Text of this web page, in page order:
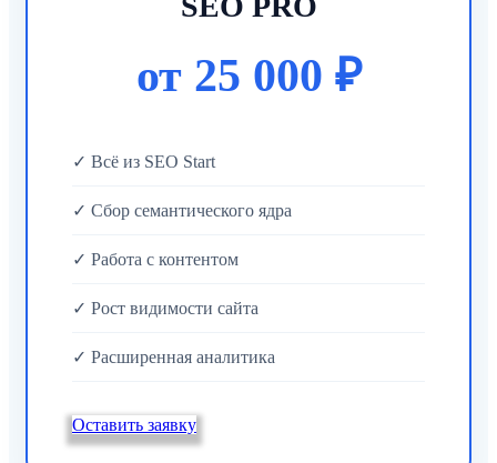
от 25 000 ₽
✓ Всё из SEO Start
✓ Сбор семантического ядра
✓ Работа с контентом
✓ Рост видимости сайта
✓ Расширенная аналитика
Оставить заявку